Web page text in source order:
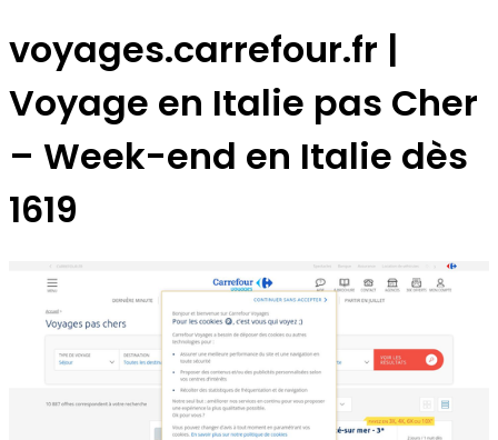
voyages.carrefour.fr |
Voyage en Italie pas Cher
– Week-end en Italie dès
1619